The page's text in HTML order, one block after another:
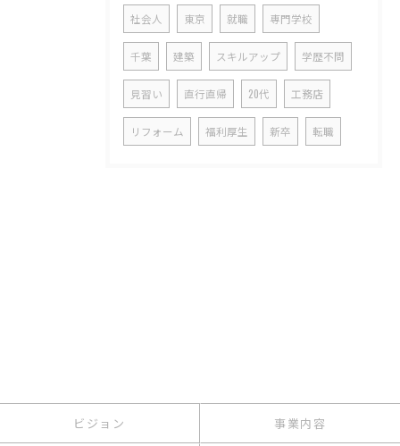
社会人 東京 就職 専門学校
千葉 建築 スキルアップ 学歴不問
見習い 直行直帰 20代 工務店
リフォーム 福利厚生 新卒 転職
ビジョン 事業内容